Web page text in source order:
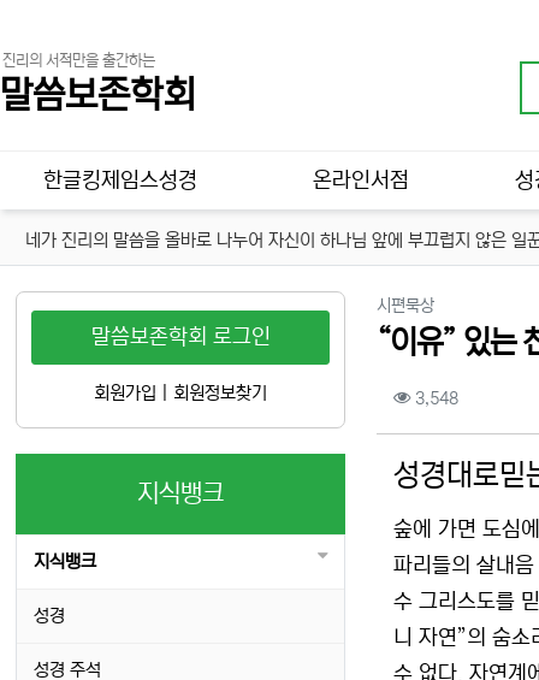
진리의 서적만을 출간하는
말씀보존학회
메인 메뉴
한글킹제임스성경 온라인서점 성
네가 진리의 말씀을 올바로 나누어 자신이 하나님 앞에 부끄럽지 않은
시편묵상분류
“이유” 있는
컨텐츠 정보
3,548조회
성경대로믿
숲에 가면 도심
파리들의 살내
수 그리스도를
니 자연”의 숨
수 없다. 자연계
말씀보존학회 로그인
회원가입 회원정보찾기
지식뱅크
지식뱅크
성경
성경 주석